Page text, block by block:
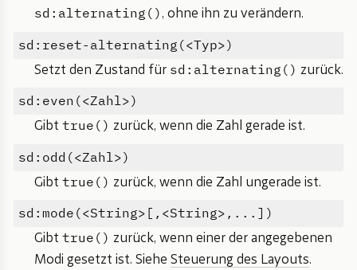
sd:alternating() , ohne ihn zu verändern.
sd:reset-alternating(<Typ>)
Setzt den Zustand für sd:alternating() zurück.
sd:even(<Zahl>)
Gibt true() zurück, wenn die Zahl gerade ist.
sd:odd(<Zahl>)
Gibt true() zurück, wenn die Zahl ungerade ist.
sd:mode(<String>[,<String>,...])
Gibt true() zurück, wenn einer der angegebenen
Modi gesetzt ist. Siehe Steuerung des Layouts.